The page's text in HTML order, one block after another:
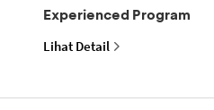
Experienced Program
Lihat Detail